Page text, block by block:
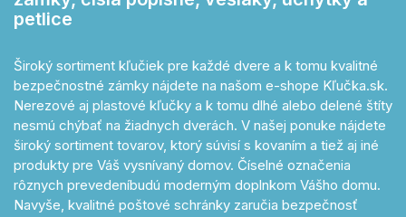
petlice
Široký sortiment kľučiek pre každé dvere a k tomu kvalitné
bezpečnostné zámky nájdete na našom e-shope Kľučka.sk.
Nerezové aj plastové kľučky a k tomu dlhé alebo delené štíty
nesmú chýbať na žiadnych dverách. V našej ponuke nájdete
široký sortiment tovarov, ktorý súvisí s kovaním a tiež aj iné
produkty pre Váš vysnívaný domov. Číselné označenia
rôznych prevedeníbudú moderným doplnkom Vášho domu.
Navyše, kvalitné poštové schránky zaručia bezpečnosť